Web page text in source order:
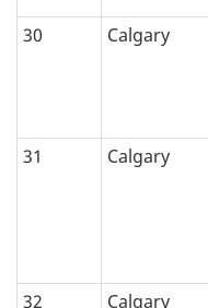
30 Calgary
31 Calgary
32 Calgary